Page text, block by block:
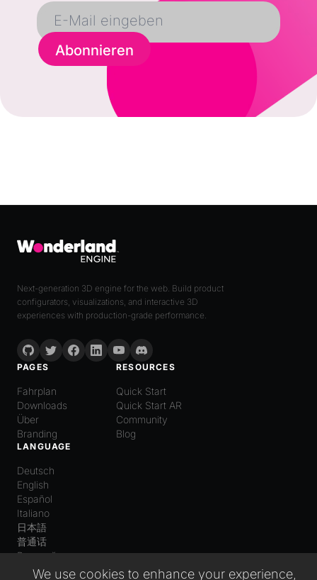
We use cookies to enhance your experience,
Abonnieren
Next-generation 3D engine for the web. Build product
configurators, visualizations, and interactive 3D
experiences with production-grade performance.
PAGES
Fahrplan
Downloads
Über
Branding
RESOURCES
Quick Start
Quick Start AR
Community
Blog
LANGUAGE
Deutsch
English
Español
Italiano
日本語
普通话
Русский